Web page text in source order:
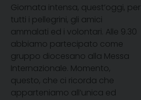
Giornata intensa, quest’oggi, per
tutti i pellegrini, gli amici
ammalati ed i volontari. Alle 9.30
abbiamo partecipato come
gruppo diocesano alla Messa
Internazionale. Momento,
questo, che ci ricorda che
apparteniamo all’unica ed